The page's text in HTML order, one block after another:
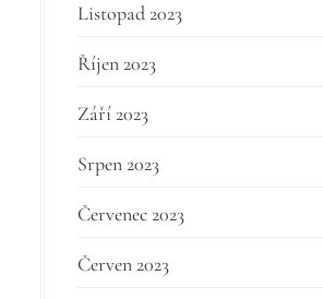
Listopad 2023
Říjen 2023
Září 2023
Srpen 2023
Červenec 2023
Červen 2023